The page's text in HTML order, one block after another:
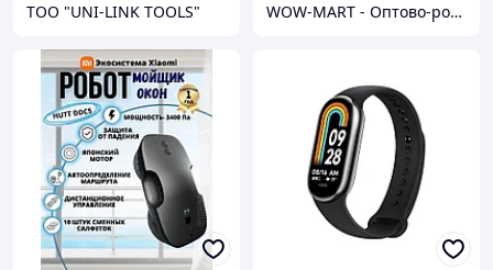
ТОО "UNI-LINK TOOLS" WOW-MART - Оптово-розничный Склад - товары на заказ до двери